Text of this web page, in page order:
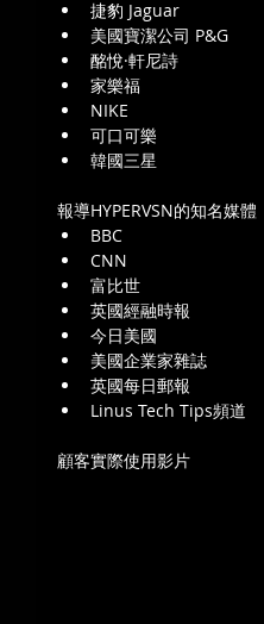
捷豹 Jaguar
美國寶潔公司 P&G
酩悅·軒尼詩
家樂福
NIKE
可口可樂
韓國三星
報導HYPERVSN的知名媒體
BBC
CNN
富比世
英國經融時報
今日美國
美國企業家雜誌
英國每日郵報
Linus Tech Tips頻道
顧客實際使用影片